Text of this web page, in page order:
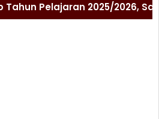
Pelajaran 2025/2026,